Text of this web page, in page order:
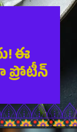
ఈ
ప్రోటీన్